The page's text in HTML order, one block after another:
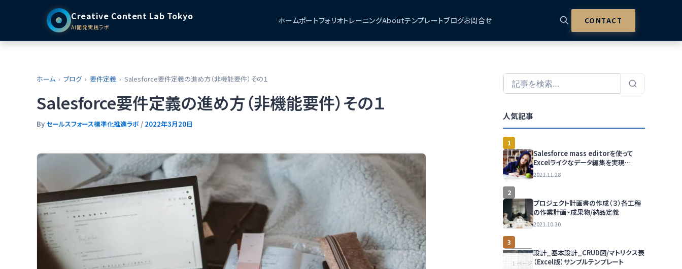
Creative Content Lab Tokyo
AI開発実践ラボ
ホームポートフォリオトレーニングAboutテンプレートブログお問合せ CONTACT
ホーム ブログ 要件定義 Salesforce要件定義の進め方（非機能要件）その１
Salesforce要件定義の進め方（非機能要件）その１
By セールスフォース標準化推進ラボ / 2022年3月20日
人気記事
1
Salesforce mass editorを使って
Excelライクなデータ編集を実現
（xgeek.net）
2021.11.28
2
プロジェクト計画書の作成（３）各工程
の作業計画~成果物/納品定義
2021.10.30
3
設計_基本設計_CRUD図/マトリクス表
（Excel版）サンプルテンプレート